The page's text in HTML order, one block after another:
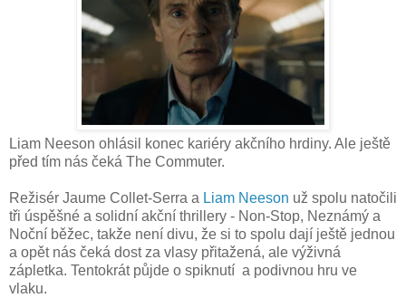
Liam Neeson ohlásil konec kariéry akčního hrdiny. Ale ještě
před tím nás čeká The Commuter.
Režisér Jaume Collet-Serra a Liam Neeson už spolu natočili
tři úspěšné a solidní akční thrillery - Non-Stop, Neznámý a
Noční běžec, takže není divu, že si to spolu dají ještě jednou
a opět nás čeká dost za vlasy přitažená, ale výživná
zápletka. Tentokrát půjde o spiknutí a podivnou hru ve
vlaku.